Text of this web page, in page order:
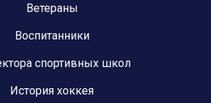
Ветераны
Воспитанники
спортивных школ
История хоккея